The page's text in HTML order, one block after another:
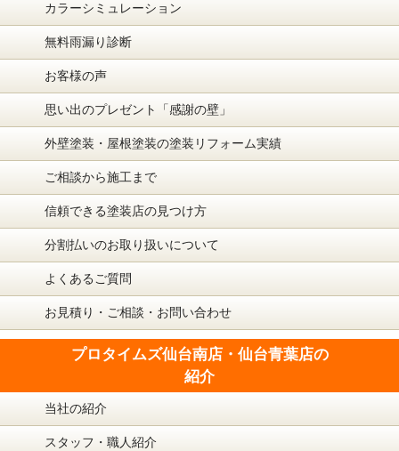
カラーシミュレーション
無料雨漏り診断
お客様の声
思い出のプレゼント「感謝の壁」
外壁塗装・屋根塗装の塗装リフォーム実績
ご相談から施工まで
信頼できる塗装店の見つけ方
分割払いのお取り扱いについて
よくあるご質問
お見積り・ご相談・お問い合わせ
プロタイムズ仙台南店・仙台青葉店の
紹介
当社の紹介
スタッフ・職人紹介